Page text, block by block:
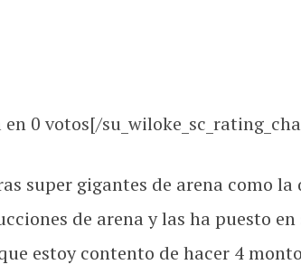
en 0 votos[/
super gigantes de arena como la
de arena y las ha puesto en
estoy contento de hacer 4